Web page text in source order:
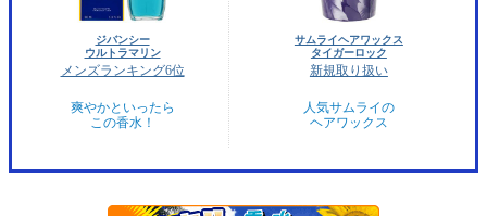
ジバンシー
ウルトラマリン
メンズランキング6位
爽やかといったら
この香水！
サムライヘアワックス
タイガーロック
新規取り扱い
人気サムライの
ヘアワックス